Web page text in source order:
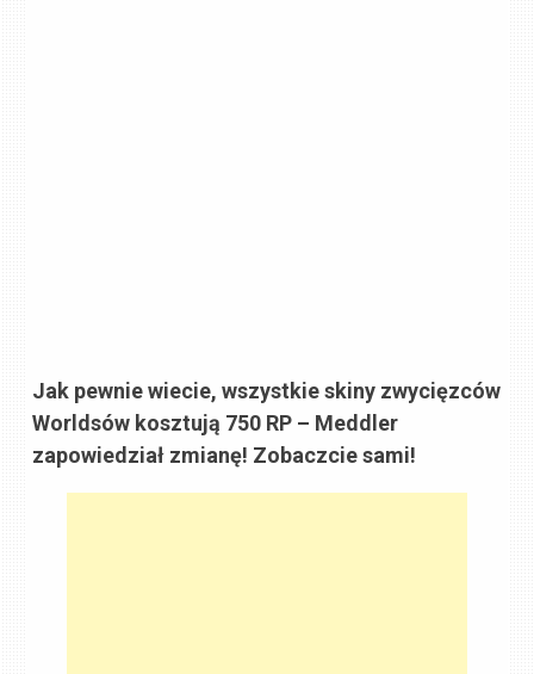
Jak pewnie wiecie, wszystkie skiny zwycięzców
Worldsów kosztują 750 RP – Meddler
zapowiedział zmianę! Zobaczcie sami!